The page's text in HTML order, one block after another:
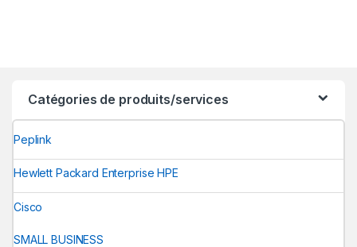
Catégories de produits/services
Peplink
Hewlett Packard Enterprise HPE
Cisco
SMALL BUSINESS